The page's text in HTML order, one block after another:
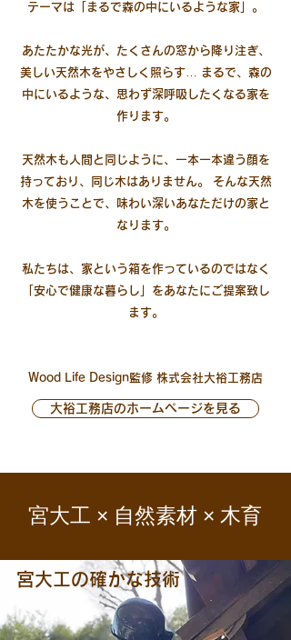
テーマは「まるで森の中にいるような家」。
あたたかな光が、たくさんの窓から降り注ぎ、
美しい天然木をやさしく照らす… まるで、森の
中にいるような、思わず深呼吸したくなる家を
作ります。
天然木も人間と同じように、一本一本違う顔を
持っており、同じ木はありません。 そんな天然
木を使うことで、味わい深いあなただけの家と
なります。
私たちは、家という箱を作っているのではなく
「安心で健康な暮らし」をあなたにご提案致し
ます。
Wood Life Design監修 株式会社大裕工務店
大裕工務店のホームページを見る
宮大工 × 自然素材 × 木育
宮大工の確かな技術